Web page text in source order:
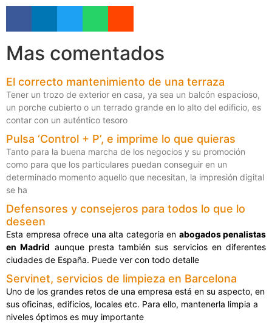
Mas comentados
El correcto mantenimiento de una terraza
Tener un trozo de exterior en casa, ya sea un balcón espacioso,
un porche cubierto o un terrado grande en lo alto del edificio, es
contar con un auténtico tesoro
Pulsa ‘Control + P’, e imprime lo que quieras
Tanto para la buena marcha de los negocios y su promoción
como para que los particulares puedan conseguir en un
determinado momento aquello que necesitan, la impresión digital
se ha
Defensores y consejeros para todos lo que lo
deseen
Esta empresa ofrece una alta categoría en abogados penalistas
en Madrid aunque presta también sus servicios en diferentes
ciudades de España. Puede ver con todo detalle
Servinet, servicios de limpieza en Barcelona
Uno de los grandes retos de una empresa está en su aspecto, en
sus oficinas, edificios, locales etc. Para ello, mantenerla limpia a
niveles óptimos es muy importante